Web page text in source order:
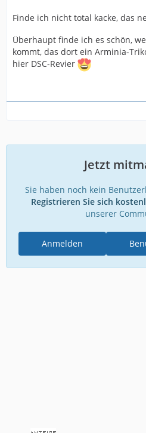
Finde ich nicht total kacke, das
Überhaupt finde ich es schön,
kommt, das dort ein Arminia-
hier DSC-Revier
Jetzt
Sie haben noch kein
Registrieren Sie sich
unserer
Anmelden